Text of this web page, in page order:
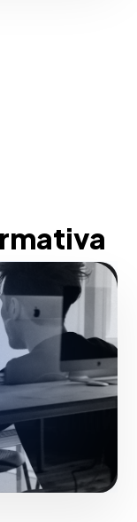
deseo y
de tracción.